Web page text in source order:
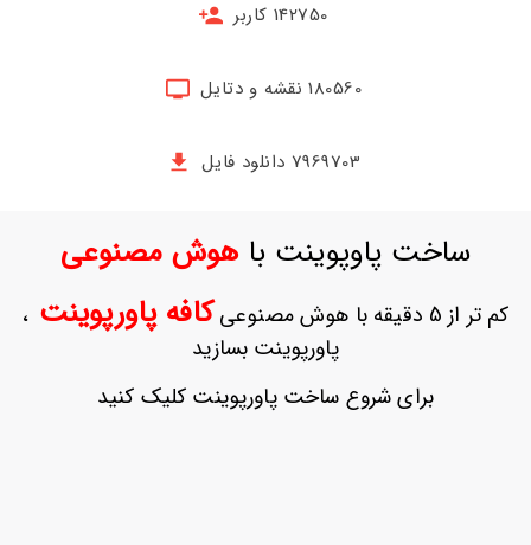
حساب
ثبت
بازیابی
142750 کاربر
180560 نقشه و دتایل
7969703 دانلود فایل
ساخت پاوپوینت باهوش مصنوعی
کم تر از 5 دقیقه با هوش مصنوعی کافه پاورپوینت ،
پاورپوینت بسازید
برای شروع ساخت پاورپوینت کلیک کنید